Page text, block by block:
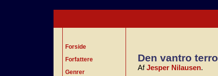
Forside
Forfattere
Genrer
Den vantro
AfJesper Nilausen.